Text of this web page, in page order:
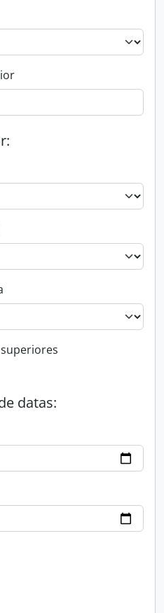
nível superior
datas: